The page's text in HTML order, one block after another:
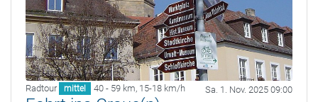
Radtour mittel 40 - 59 km, 15-18 km/h Sa. 1. Nov. 2025 09:00